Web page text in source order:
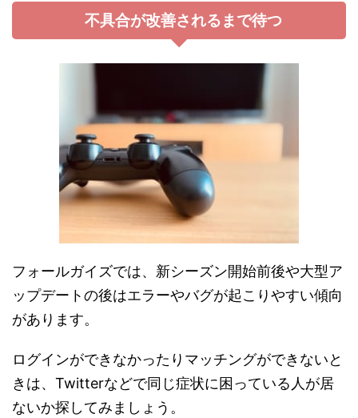
不具合が改善されるまで待つ
フォールガイズでは、新シーズン開始前後や大型ア
ップデートの後はエラーやバグが起こりやすい傾向
があります。
ログインができなかったりマッチングができないと
きは、Twitterなどで同じ症状に困っている人が居
ないか探してみましょう。